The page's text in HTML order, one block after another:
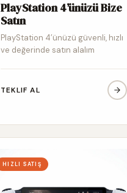
PlayStation 4’ünüzü Bize
Satın
PlayStation 4’ünüzü güvenli, hızlı
ve değerinde satın alalım
TEKLIF AL
HIZLI SATIŞ